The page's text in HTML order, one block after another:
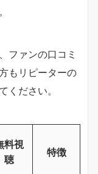
ファンの口コミ
もリピーターの
ください。
料視
聴
特徴